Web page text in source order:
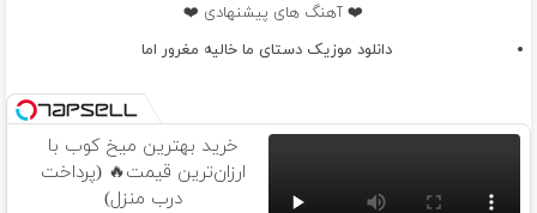
❤️ آهنگ های پیشنهادی ❤️
دانلود موزیک دستای ما خالیه مغرور اما
خرید بهترین میخ کوب با
ارزان‌ترین قیمت🔥 (پرداخت
درب منزل)